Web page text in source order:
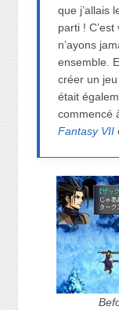
que j’allais
parti !
n’ayons
ensemble.
créer un
était
commencé
Fantasy VII